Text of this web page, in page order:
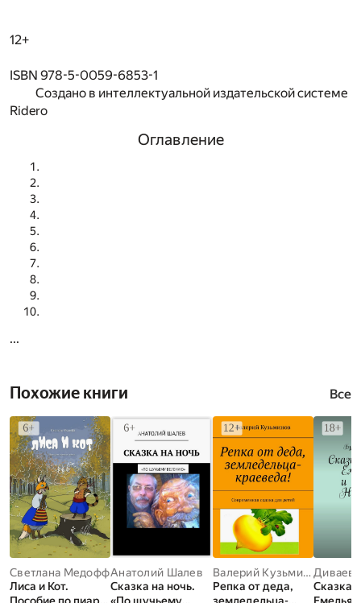
12+
ISBN 978-5-0059-6853-1
Создано в интеллектуальной издательской системе
Ridero
Оглавление
...
Похожие книги Все
Светлана Медофф
Лиса и Кот.
Анатолий Шалев
Сказка на ночь.
Валерий Кузьминов
Репка от деда,
Диваев
Сказка